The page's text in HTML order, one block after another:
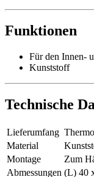
Funktionen
Für den Innen-
Kunststoff
Technische
Lieferumfang
Material
Montage
Zum
Abmessungen (L) 40